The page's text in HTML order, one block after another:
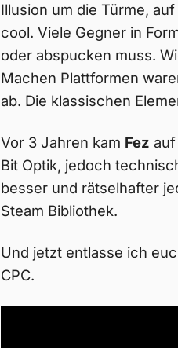
Illusion um die Türme,
cool. Viele Gegner in
oder abspucken muss.
Machen Plattformen
ab. Die klassischen
Vor 3 Jahren kam Fez
Bit Optik, jedoch
besser und rätselhafter
Steam Bibliothek.
Und jetzt entlasse ich
CPC.